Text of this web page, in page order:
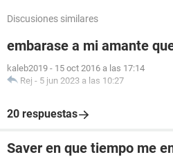
Discusiones similares
embarase a mi amante
kaleb2019 - 15 oct 2016 a las 17:14
Rej - 5 jun 2023 a las 10:27
20 respuestas
Saver en que tiempo me